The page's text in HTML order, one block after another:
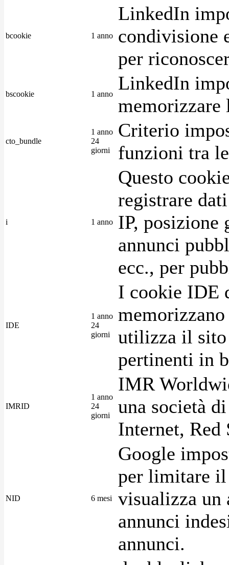
bcookie 1 anno
LinkedIn
condivisione
per
bscookie 1 anno
LinkedIn
memorizzare
cto_bundle
1 anno
24
giorni
Criterio
funzioni tra
i 1 anno
Questo
registrare
IP, posizione
annunci
ecc., per
IDE
1 anno
24
giorni
I cookie IDE
utilizza il sito
pertinenti in
IMRID
1 anno
24
giorni
IMR
una società
Internet, Red
NID 6 mesi
Google
per limitare
visualizza un
annunci
annunci.